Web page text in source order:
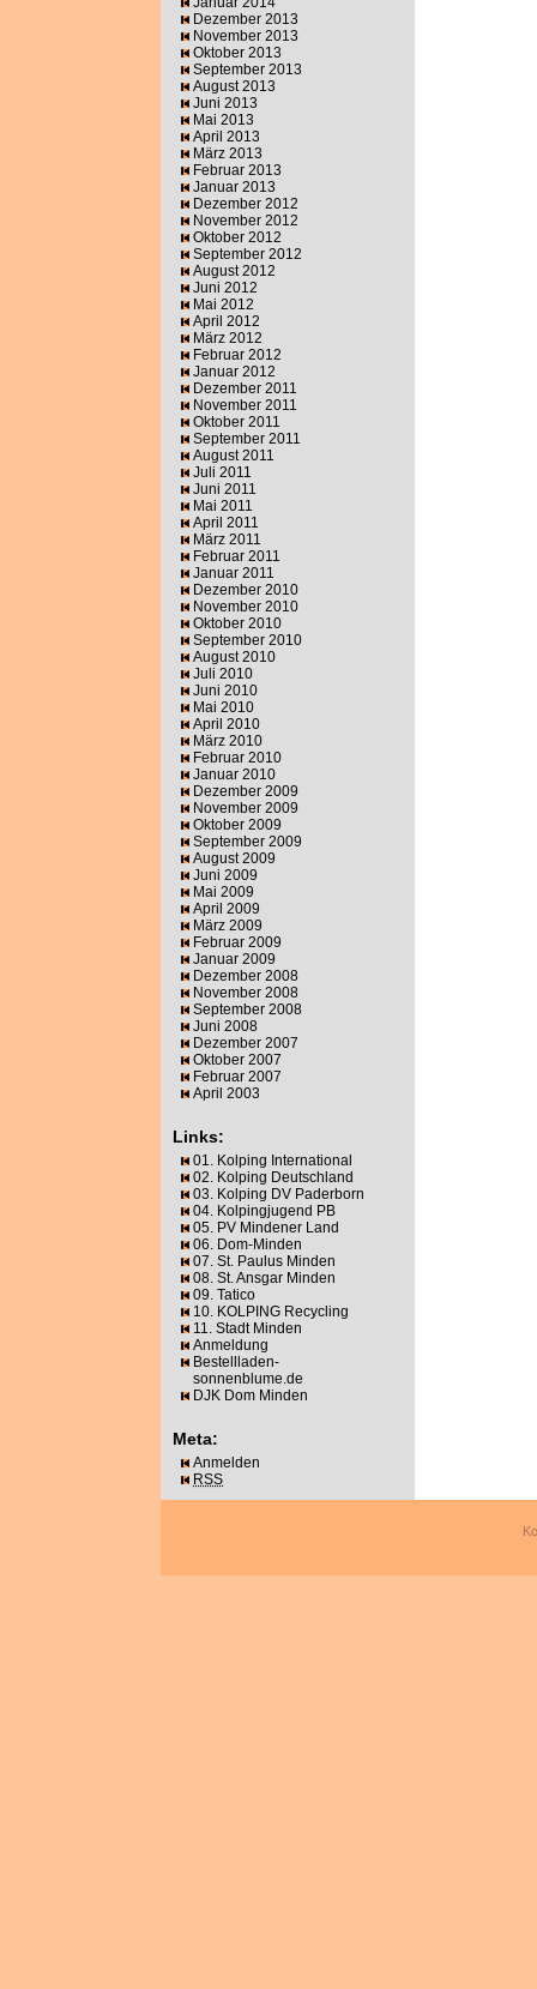
Dezember 2013
November 2013
Oktober 2013
September 2013
August 2013
Juni 2013
Mai 2013
April 2013
März 2013
Februar 2013
Januar 2013
Dezember 2012
November 2012
Oktober 2012
September 2012
August 2012
Juni 2012
Mai 2012
April 2012
März 2012
Februar 2012
Januar 2012
Dezember 2011
November 2011
Oktober 2011
September 2011
August 2011
Juli 2011
Juni 2011
Mai 2011
April 2011
März 2011
Februar 2011
Januar 2011
Dezember 2010
November 2010
Oktober 2010
September 2010
August 2010
Juli 2010
Juni 2010
Mai 2010
April 2010
März 2010
Februar 2010
Januar 2010
Dezember 2009
November 2009
Oktober 2009
September 2009
August 2009
Juni 2009
Mai 2009
April 2009
März 2009
Februar 2009
Januar 2009
Dezember 2008
November 2008
September 2008
Juni 2008
Dezember 2007
Oktober 2007
Februar 2007
April 2003
Links:
01. Kolping International
02. Kolping Deutschland
03. Kolping DV Paderborn
04. Kolpingjugend PB
05. PV Mindener Land
06. Dom-Minden
07. St. Paulus Minden
08. St. Ansgar Minden
09. Tatico
10. KOLPING Recycling
11. Stadt Minden
Anmeldung
Bestellladen-
sonnenblume.de
DJK Dom Minden
Meta:
Anmelden
RSS